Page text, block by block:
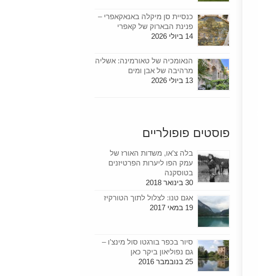
כנסיית סן מיקלה באנאקאפרי –
פנינת הבארוק של קאפרי
14 ביולי 2026
הנאומכיה של טאורמינה: אשליה
מרהיבה של אבן ומים
13 ביולי 2026
פוסטים פופולריים
בלה צ'או, משדות האורז של
עמק הפו ליערות הפרטיזנים
בטוסקנה
30 בינואר 2018
אגם טנו: לצלול לתוך הטורקיז
19 במאי 2017
סיור בכפר בורגטו סול מינצ'ו –
גם נפוליאון ביקר כאן
25 בנובמבר 2016